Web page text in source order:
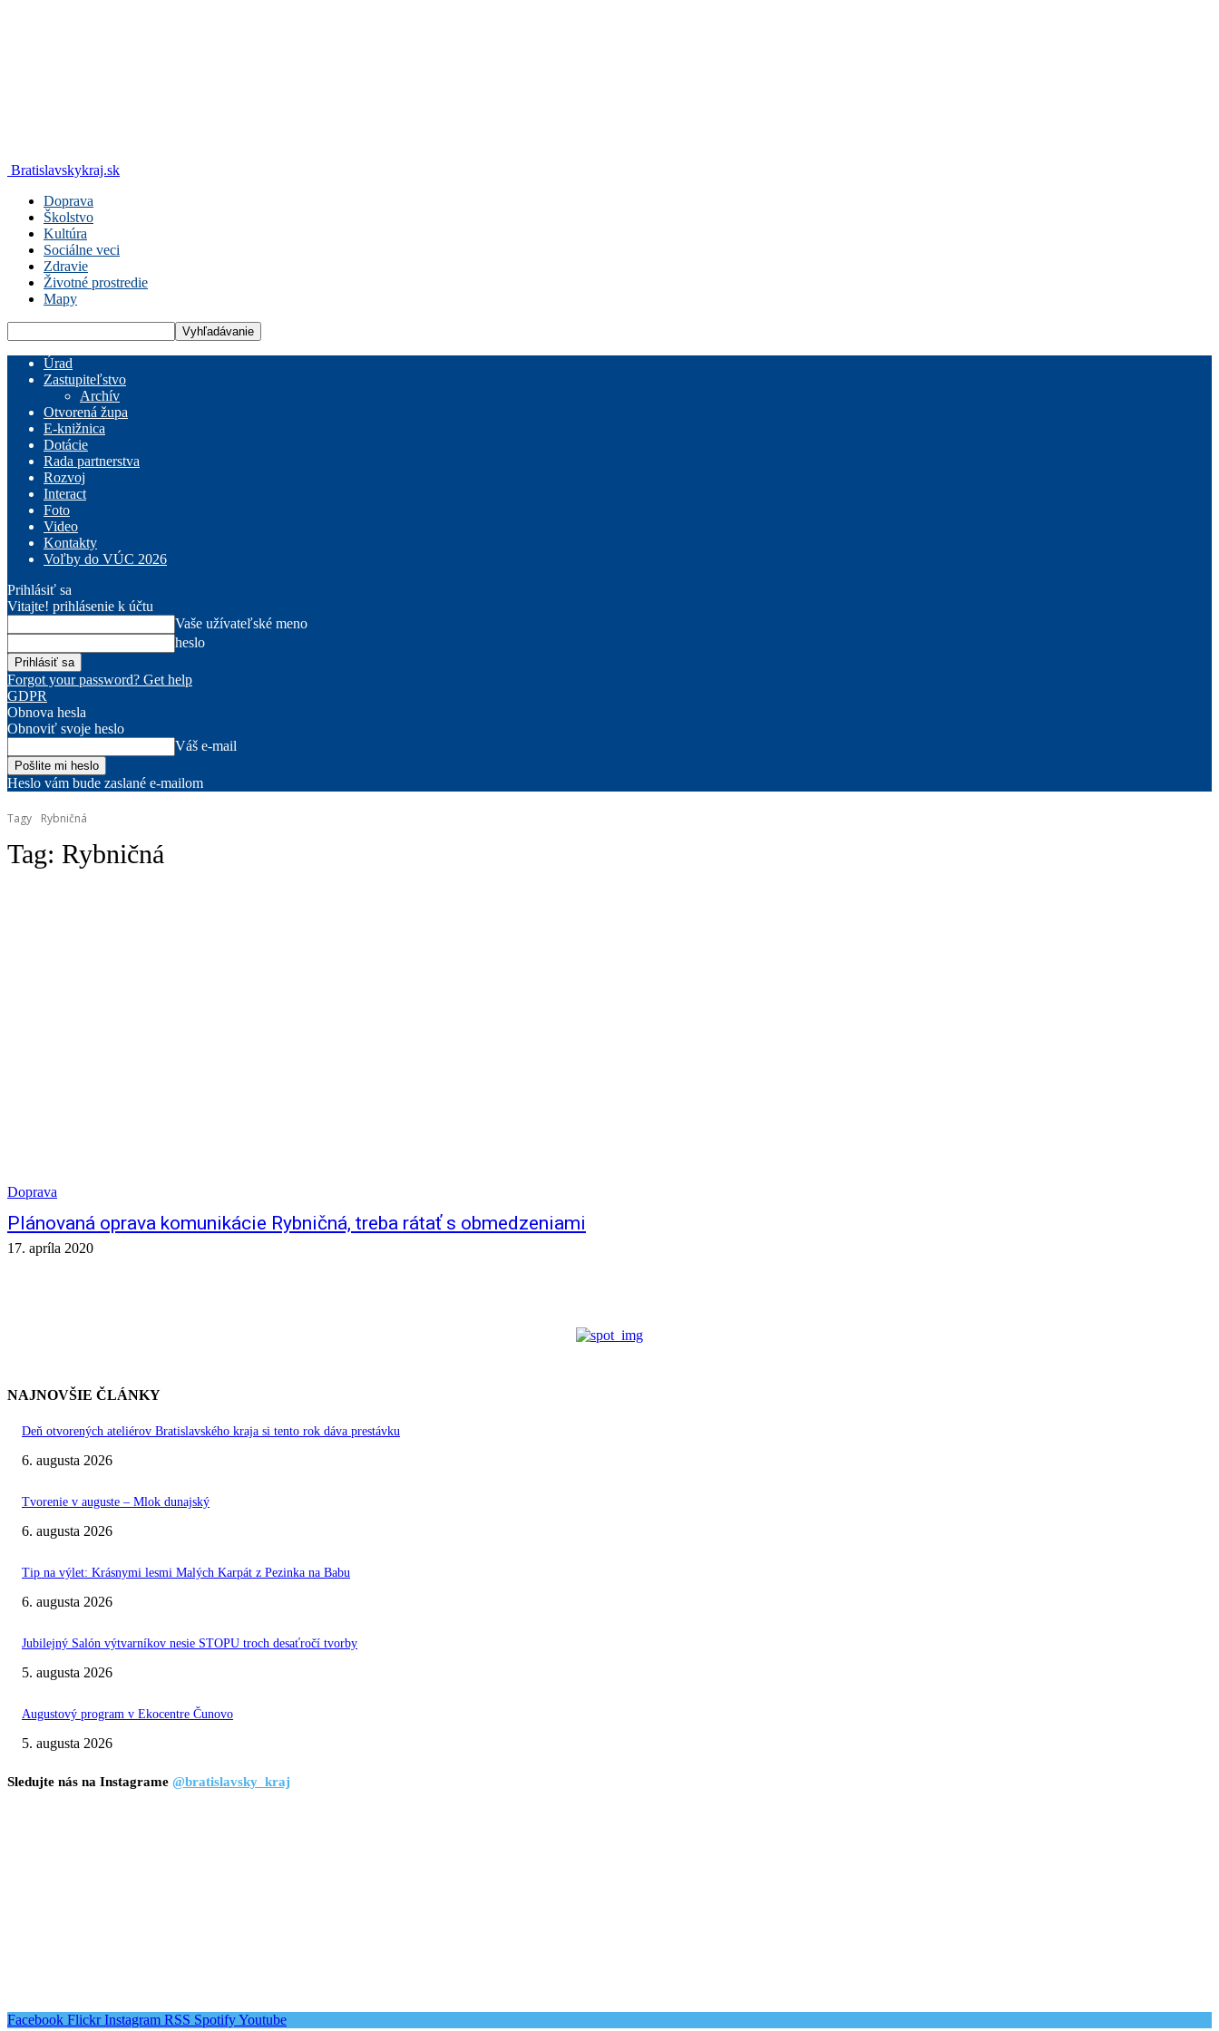
Bratislavskykraj.sk
Doprava
Školstvo
Kultúra
Sociálne veci
Zdravie
Životné prostredie
Mapy
Úrad
Zastupiteľstvo
Archív
Otvorená župa
E-knižnica
Dotácie
Rada partnerstva
Rozvoj
Interact
Foto
Video
Kontakty
Voľby do VÚC 2026
Prihlásiť sa
Vitajte! prihlásenie k účtu
Vaše užívateľské meno
heslo
Forgot your password? Get help
GDPR
Obnova hesla
Obnoviť svoje heslo
Váš e-mail
Heslo vám bude zaslané e-mailom
Tagy Rybničná
Tag: Rybničná
Doprava
Plánovaná oprava komunikácie Rybničná, treba rátať s obmedzeniami
17. apríla 2020
NAJNOVŠIE ČLÁNKY
Deň otvorených ateliérov Bratislavského kraja si tento rok dáva prestávku
6. augusta 2026
Tvorenie v auguste – Mlok dunajský
6. augusta 2026
Tip na výlet: Krásnymi lesmi Malých Karpát z Pezinka na Babu
6. augusta 2026
Jubilejný Salón výtvarníkov nesie STOPU troch desaťročí tvorby
5. augusta 2026
Augustový program v Ekocentre Čunovo
5. augusta 2026
Sledujte nás na Instagrame @bratislavsky_kraj
Facebook Flickr Instagram RSS SpotifyYoutube